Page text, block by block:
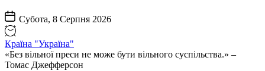
Субота, 8 Серпня 2026
Країна "Україна"
«Без вільної преси не може бути вільного суспільства.» –
Томас Джефферсон